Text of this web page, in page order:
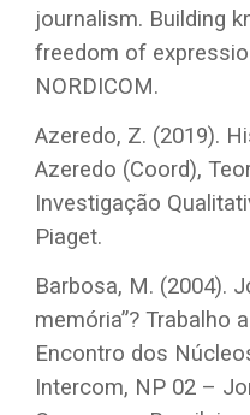
journalism. Building
freedom of
NORDICOM.
Azeredo, Z. (2019).
Azeredo (Coord),
Investigação
Piaget.
Barbosa, M. (2004).
memória”? Trabalho
Encontro dos
Intercom, NP 02 –